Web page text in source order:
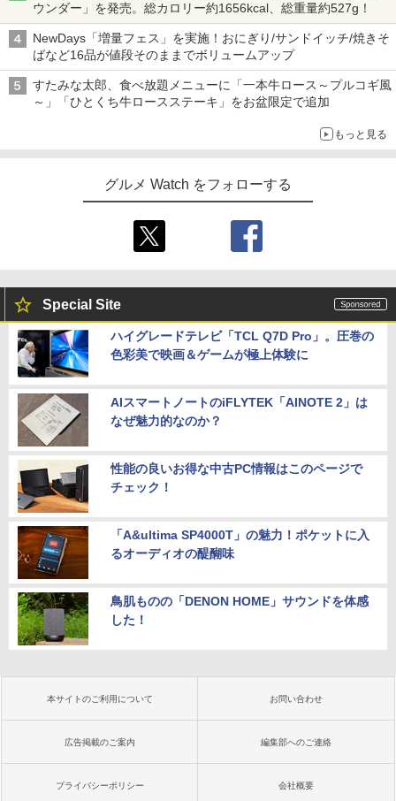
ウンダー」を発売。総カロリー約1656kcal、総重量約527g！
NewDays「増量フェス」を実施！おにぎり/サンドイッチ/焼きそ
ばなど16品が値段そのままでボリュームアップ
すたみな太郎、食べ放題メニューに「一本牛ロース～プルコギ風
～」「ひとくち牛ロースステーキ」をお盆限定で追加
もっと見る
グルメ Watch をフォローする
Special Site
ハイグレードテレビ「TCL Q7D Pro」。圧巻の
色彩美で映画＆ゲームが極上体験に
AIスマートノートのiFLYTEK「AINOTE 2」は
なぜ魅力的なのか？
性能の良いお得な中古PC情報はこのページで
チェック！
「A&ultima SP4000T」の魅力！ポケットに入
るオーディオの醍醐味
鳥肌ものの「DENON HOME」サウンドを体感
した！
本サイトのご利用について お問い合わせ
広告掲載のご案内 編集部へのご連絡
プライバシーポリシー 会社概要